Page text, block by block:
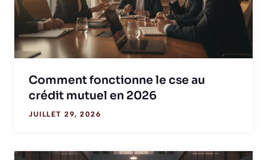
Comment fonctionne le cse au
crédit mutuel en 2026
JUILLET 29, 2026